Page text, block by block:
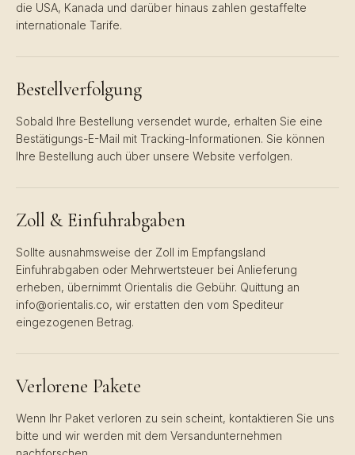
die USA, Kanada und darüber hinaus zahlen gestaffelte
internationale Tarife.
Bestellverfolgung
Sobald Ihre Bestellung versendet wurde, erhalten Sie eine
Bestätigungs-E-Mail mit Tracking-Informationen. Sie können
Ihre Bestellung auch über unsere Website verfolgen.
Zoll & Einfuhrabgaben
Sollte ausnahmsweise der Zoll im Empfangsland
Einfuhrabgaben oder Mehrwertsteuer bei Anlieferung
erheben, übernimmt Orientalis die Gebühr. Quittung an
info@orientalis.co, wir erstatten den vom Spediteur
eingezogenen Betrag.
Verlorene Pakete
Wenn Ihr Paket verloren zu sein scheint, kontaktieren Sie uns
bitte und wir werden mit dem Versandunternehmen